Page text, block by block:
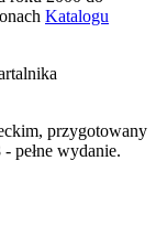
Katalogu
przygotowany
pełne wydanie.